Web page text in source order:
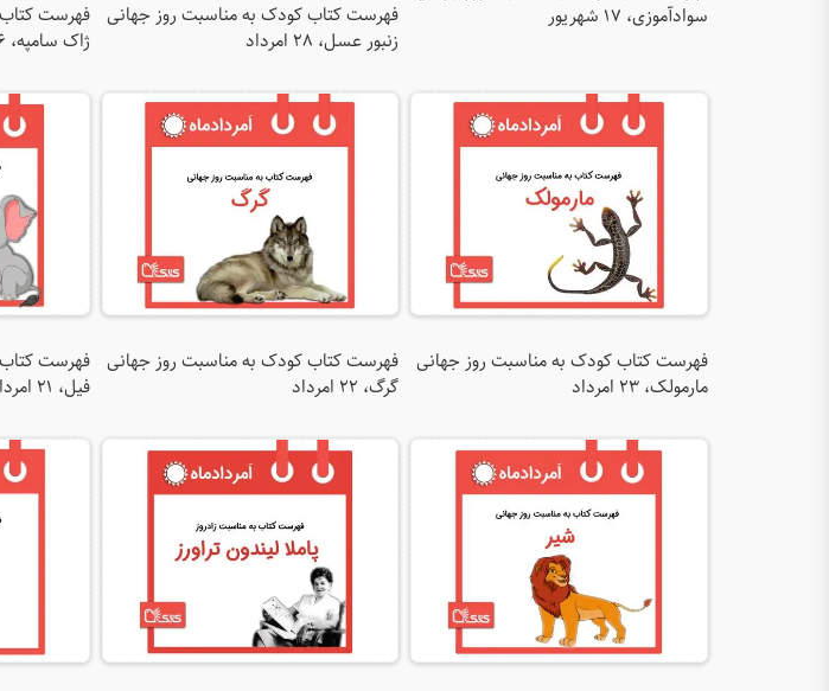
سوادآموزی، ۱۷ شهریور
فهرست کتاب کودک به مناسبت روز جهانی
زنبور عسل، ۲۸ امرداد
فهرست
ژاک سامپه، ۲۶ امرداد
فهرست کتاب کودک به مناسبت روز جهانی
مارمولک، ۲۳ امرداد
فهرست کتاب کودک به مناسبت روز جهانی
گرگ، ۲۲ امرداد
فهرست
فیل، ۲۱ امرداد